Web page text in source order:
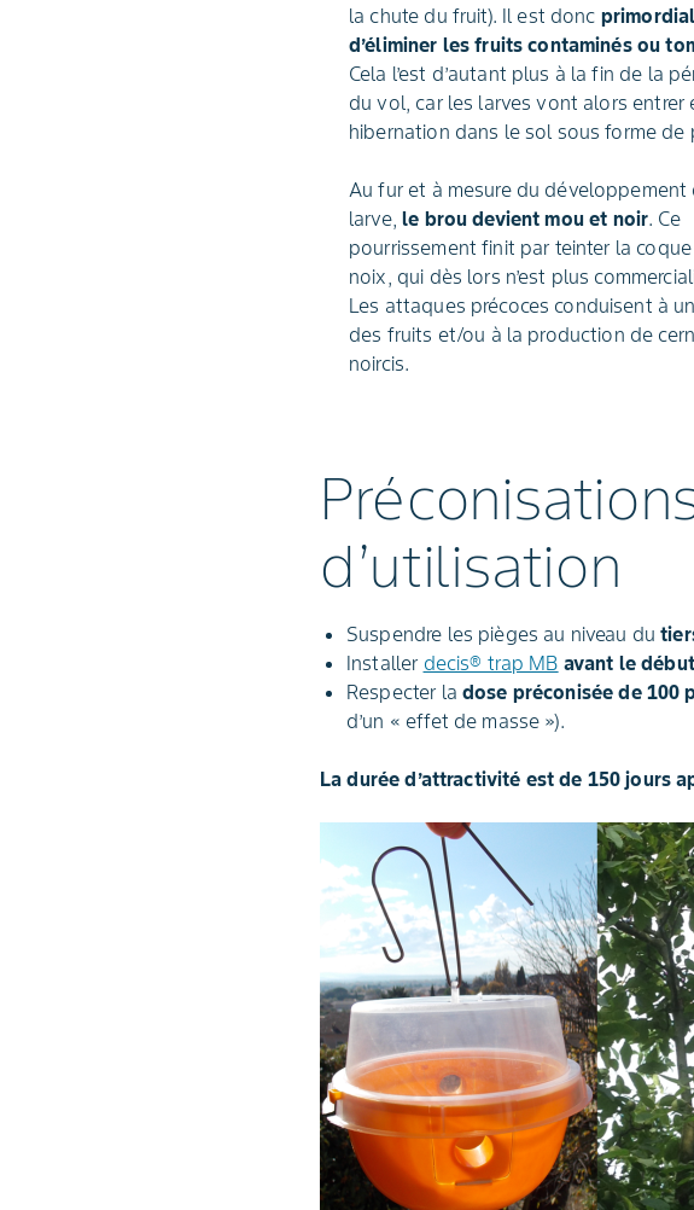
la chute du fruit). Il est donc primordial
d’éliminer les fruits contaminés ou
Cela l’est d’autant plus à la fin de la
du vol, car les larves vont alors entrer
hibernation dans le sol sous forme de
Au fur et à mesure du développement
larve,le brou devient mou et noir. Ce
pourrissement finit par teinter la
noix, qui dès lors n’est plus
Les attaques précoces conduisent à
des fruits et/ou à la production de
noircis.
d’utilisation
Suspendre les pièges au niveau du
Installer decis® trap MB avant le
Respecter la dose préconisée de 100
d’un « effet de masse »).
La durée d’attractivité est de 150 jours